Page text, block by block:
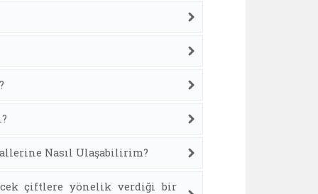
Nasıl Ulaşabilirim?
çiftlere yönelik verdiği bir